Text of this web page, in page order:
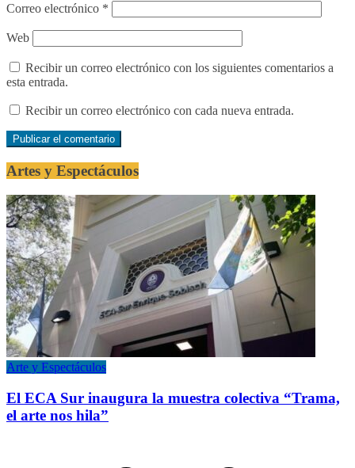
Correo electrónico *
Web
Recibir un correo electrónico con los siguientes comentarios a
esta entrada.
Recibir un correo electrónico con cada nueva entrada.
Artes y Espectáculos
Arte y Espectáculos
El ECA Sur inaugura la muestra colectiva “Trama,
el arte nos hila”